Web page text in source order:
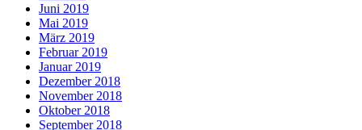
Juni 2019
Mai 2019
März 2019
Februar 2019
Januar 2019
Dezember 2018
November 2018
Oktober 2018
September 2018